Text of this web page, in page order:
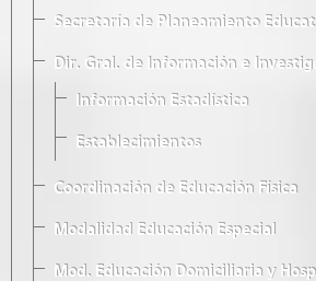
Secretaría de Planeamiento
Dir. Gral. de Información e
Información Estadística
Establecimientos
Coordinación de Educación Física
Modalidad Educación Especial
Mod. Educación Domiciliaria y